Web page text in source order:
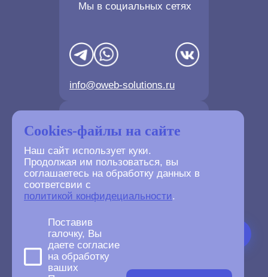
Cookies-файлы на сайте
Наш сайт использует куки.
Продолжая им пользоваться, вы
соглашаетесь на обработку данных в
соответсвии с
политикой конфидециальности.
Поставив
галочку, Вы
даете согласие
на обработку
ваших
2007-2026
Мы в социальных сетях
info@oweb-solutions.ru
+7(4872) 702-730
+7(499) 677-61-84